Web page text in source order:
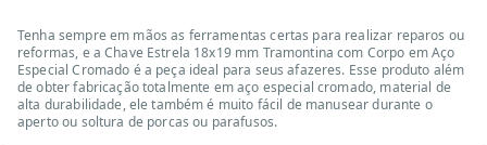
Tenha sempre em mãos as ferramentas certas para realizar reparos ou
reformas, e a Chave Estrela 18x19 mm Tramontina com Corpo em Aço
Especial Cromado é a peça ideal para seus afazeres. Esse produto além
de obter fabricação totalmente em aço especial cromado, material de
alta durabilidade, ele também é muito fácil de manusear durante o
aperto ou soltura de porcas ou parafusos.